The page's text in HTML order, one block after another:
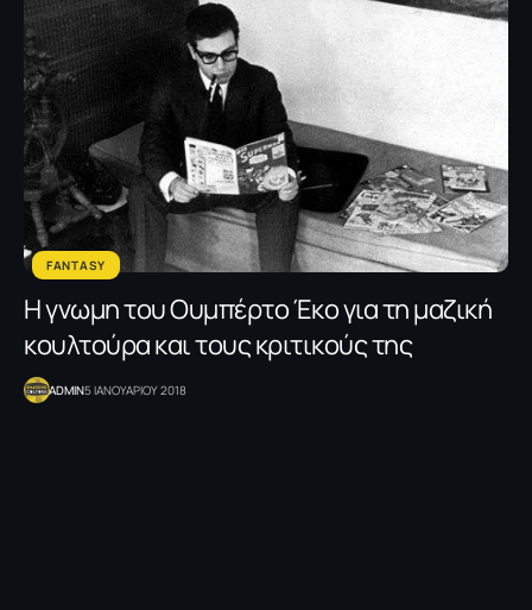
FANTASY
H γνωμη του Ουμπέρτο Έκο για τη μαζική
κουλτούρα και τους κριτικούς της
ADMIN5 ΙΑΝΟΥΑΡΙΟΥ 2018